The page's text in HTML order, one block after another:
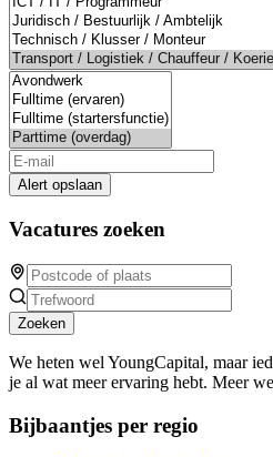
Alert opslaan
Vacatures zoeken
Zoeken
We heten wel YoungCapital, maar
je al wat meer ervaring hebt. Meer
Bijbaantjes per regio